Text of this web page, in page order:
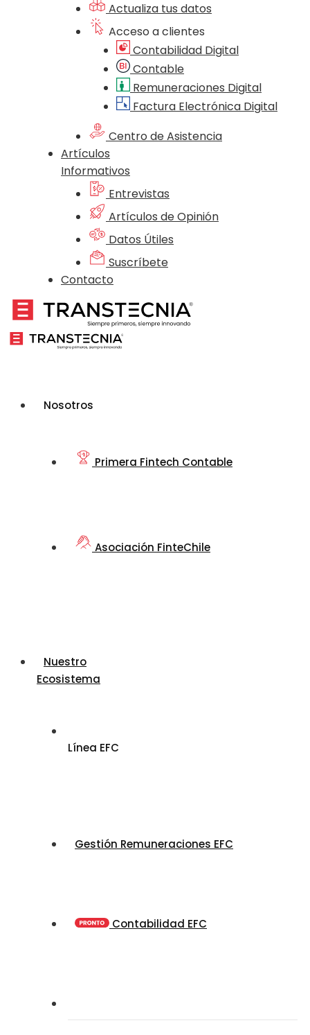
Actualiza tus datos
Acceso a clientes
Contabilidad Digital
Contable
Remuneraciones Digital
Factura Electrónica Digital
Centro de Asistencia
Artículos
Informativos
Entrevistas
Artículos de Opinión
Datos Útiles
Suscríbete
Contacto
Nosotros
Primera Fintech Contable
Asociación FinteChile
Nuestro
Ecosistema
Línea EFC
Gestión Remuneraciones EFC
Contabilidad EFC